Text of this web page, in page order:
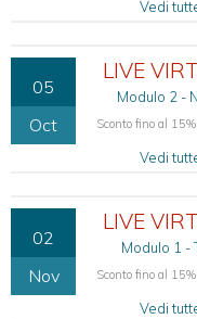
Compliance
al
Framework
del
Compliance
alla
Direttiva
NIS
2
Vedi
05
Oct
LIVE
Modulo 2 -
Sconto fino al
Vedi
02
Nov
LIVE
Modulo 1 -
Sconto fino al
Vedi